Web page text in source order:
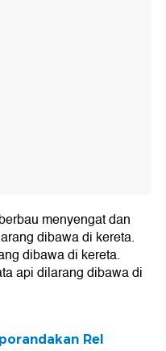
menyengat dan
dibawa di kereta.
dibawa di kereta.
api dilarang dibawa di
Rel